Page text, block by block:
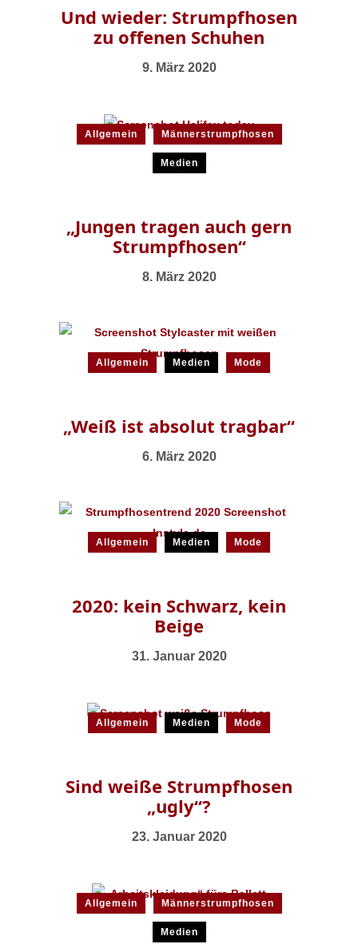
Und wieder: Strumpfhosen
zu offenen Schuhen
9. März 2020
Allgemein Männerstrumpfhosen
Medien
„Jungen tragen auch gern
Strumpfhosen“
8. März 2020
Allgemein Medien Mode
„Weiß ist absolut tragbar“
6. März 2020
Allgemein Medien Mode
2020: kein Schwarz, kein
Beige
31. Januar 2020
Allgemein Medien Mode
Sind weiße Strumpfhosen
„ugly“?
23. Januar 2020
Allgemein Männerstrumpfhosen
Medien